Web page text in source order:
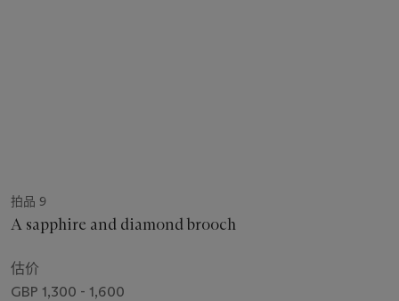
拍品 9
A sapphire and diamond brooch
估价
GBP 1,300 - 1,600